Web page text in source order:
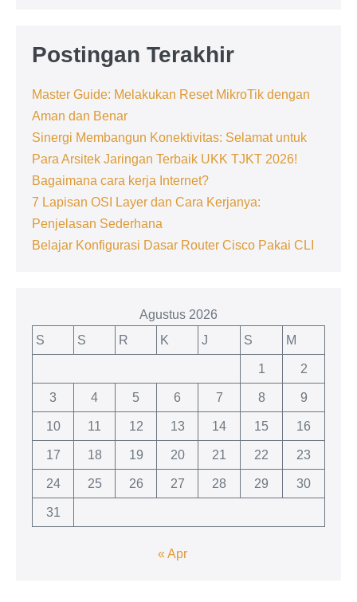
Postingan Terakhir
Master Guide: Melakukan Reset MikroTik dengan
Aman dan Benar
Sinergi Membangun Konektivitas: Selamat untuk
Para Arsitek Jaringan Terbaik UKK TJKT 2026!
Bagaimana cara kerja Internet?
7 Lapisan OSI Layer dan Cara Kerjanya:
Penjelasan Sederhana
Belajar Konfigurasi Dasar Router Cisco Pakai CLI
Agustus 2026
S
S R K J S M
1 2
3 4 5 6 7 8 9
10 11 12 13 14 15 16
17 18 19 20 21 22 23
24 25 26 27 28 29 30
31
« Apr